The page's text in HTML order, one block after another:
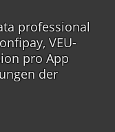
professional
VEU-
pro App
der